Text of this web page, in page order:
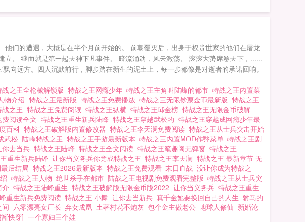
们的遭遇，大概是在半个月前开始的。 前朝覆灭后，出身于权贵世家的他们在屠龙
。 继而就是第一起天神下凡事件。 暗流涌动，风云激荡。 滚滚大势席卷天下，......
向远方。四人沉默前行，脚步踏在新生的泥土上，每一步都像是对逝者的承诺回响。
战之王全枪械解锁版 特战之王网瘾少年 特战之王主角叫陆峰的都市 特战之王内置菜
物介绍 特战之王最新版 特战之王免费播放 特战之王无限钞票金币最新版 特战之王
战之王 特战之王免费阅读 特战之王纵横 特战之王邱金榜 特战之王无限金币破解
阅读全文 特战之王重生新兵陆峰 特战之王穿越武松的 特战之王穿越成网瘾少年最
百科 特战之王破解版内置修改器 特战之王李天澜免费阅读 特战之王从士兵突击开始
武松 陆峰特战之王 特战之王手游最新版本 特战之王内置MOD作弊菜单 特战之王剧
你去当兵 特战之王陆峰 特战之王全文阅读 特战之王笔趣阁无弹窗 特战之王
重生新兵陆锋 让你当义务兵你竟成特战之王 特战之王李天澜 特战之王 最新章节 无
后结局 特战之王2026最新版本 特战之王免费观看 末日血战 没让你成为特战之
特战之王人物 绝世杀手在都市 陆战之王电视剧免费观看完整版 特战之王从士兵突
介 特战之王陆峰重生 特战之王破解版无限金币版2022 让你当义务兵 特战之王重生
重生新兵免费阅读 特战之王 小舞 让你去当新兵 真千金她要换回自己的人生 驸马的
间 六零漂亮女厂长 弃女成凰 土著村花不炮灰 包个金主做老公 地球人修仙 新婚沦
[快穿] 一个寡妇三个娃